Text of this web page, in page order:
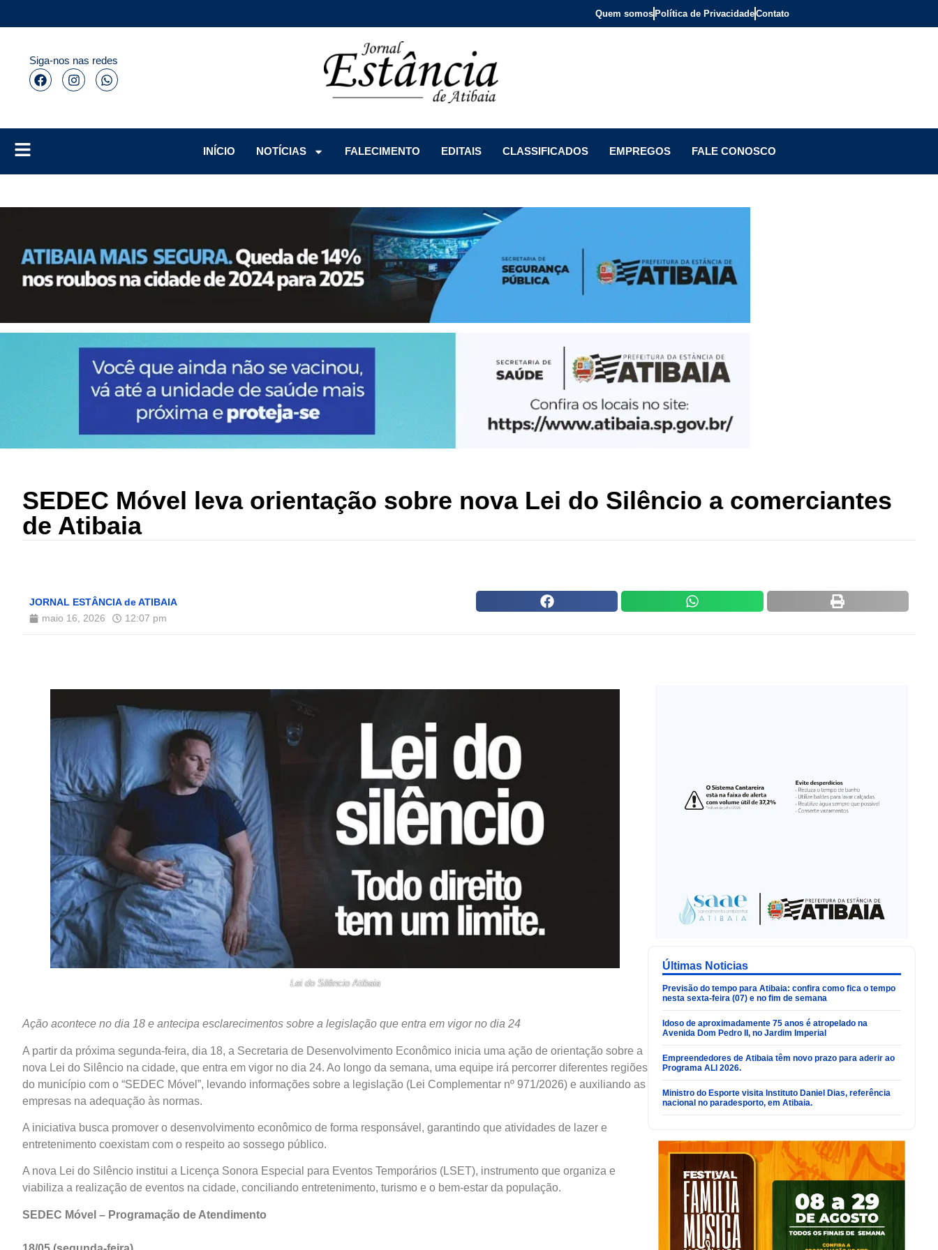
Quem somos Política de PrivacidadeContato
Siga-nos nas redes
INÍCIO
NOTÍCIAS FALECIMENTO EDITAIS CLASSIFICADOS EMPREGOS FALE CONOSCO
SEDEC Móvel leva orientação sobre nova Lei do Silêncio a comerciantes
de Atibaia
JORNAL ESTÂNCIA de ATIBAIA
maio 16, 2026
12:07 pm
Lei do Silêncio Atibaia
Ação acontece no dia 18 e antecipa esclarecimentos sobre a legislação que entra em vigor no dia 24
A partir da próxima segunda-feira, dia 18, a Secretaria de Desenvolvimento Econômico inicia uma ação de orientação sobre a
nova Lei do Silêncio na cidade, que entra em vigor no dia 24. Ao longo da semana, uma equipe irá percorrer diferentes regiões
do município com o “SEDEC Móvel”, levando informações sobre a legislação (Lei Complementar nº 971/2026) e auxiliando as
empresas na adequação às normas.
A iniciativa busca promover o desenvolvimento econômico de forma responsável, garantindo que atividades de lazer e
entretenimento coexistam com o respeito ao sossego público.
A nova Lei do Silêncio institui a Licença Sonora Especial para Eventos Temporários (LSET), instrumento que organiza e
viabiliza a realização de eventos na cidade, conciliando entretenimento, turismo e o bem-estar da população.
SEDEC Móvel – Programação de Atendimento
Últimas Noticias
Previsão do tempo para Atibaia: confira como fica o tempo
nesta sexta-feira (07) e no fim de semana
Idoso de aproximadamente 75 anos é atropelado na
Avenida Dom Pedro II, no Jardim Imperial
Empreendedores de Atibaia têm novo prazo para aderir ao
Programa ALI 2026.
Ministro do Esporte visita Instituto Daniel Dias, referência
nacional no paradesporto, em Atibaia.